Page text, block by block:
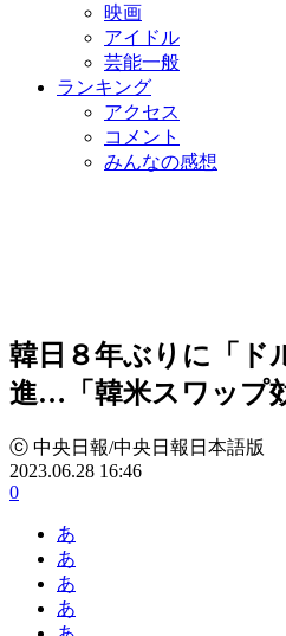
映画
アイドル
芸能一般
ランキング
アクセス
コメント
みんなの感想
韓日８年ぶりに「ド
進…「韓米スワップ
ⓒ 中央日報/中央日報日本語版
2023.06.28 16:46
0
あ
あ
あ
あ